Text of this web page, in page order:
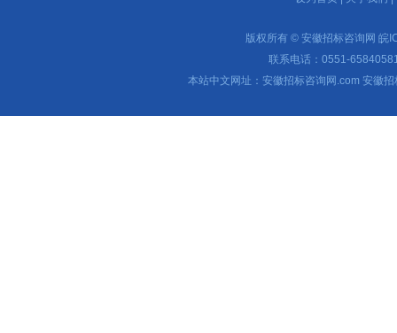
版权所有 © 安徽招标咨询网 皖
联系电话：0551-
本站中文网址：安徽招标咨询网.com 安徽